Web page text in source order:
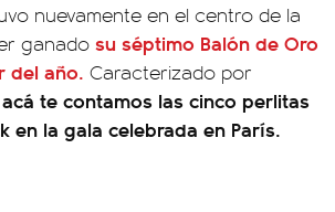
nuevamente en el centro de la
ganado su séptimo Balón de Oro
del año. Caracterizado por
acá te contamos las cinco perlitas
en la gala celebrada en París.